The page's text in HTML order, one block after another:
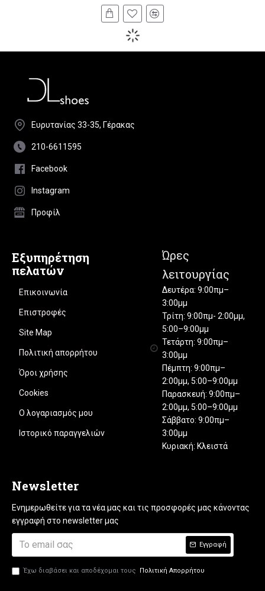
Ευρυτανίας 33-35, Γέρακας
210-6611595
Facebook
Instagram
Προφίλ
Εξυπηρέτηση
πελατών
Επικοινωνία
Επιστροφές
Site Map
Πολιτική απορρήτου
Όροι χρήσης
Cookies
Ο λογαριασμός μου
Ιστορικό παραγγελιών
Ώρες
λειτουργίας
Δευτέρα: 9:00πμ–
3:00μμ
Τρίτη: 9:00πμ- 2:00μμ,
5:00–9:00μμ
Τετάρτη: 9:00πμ–
3:00μμ
Πέμπτη: 9:00πμ–
2:00μμ, 5:00–9:00μμ
Παρασκευή: 9:00πμ–
2:00μμ, 5:00–9:00μμ
Σάββατο: 9:00πμ–
3:00μμ
Κυριακή: Κλειστά
Newsletter
Ενημερωθείτε για τα νέα μας και τις προσφορές μας κάνοντας
εγγραφή στο newsletter μας
Εγγραφή
Έχω διαβάσει και αποδέχομαι τους Πολιτική Απορρήτου